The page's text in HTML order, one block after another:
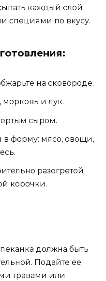
каждый слой
специями по вкусу.
на сковороде.
морковь и лук.
сыром.
в форму: мясо, овощи,
разогретой
корочки.
должна быть
Подайте ее
травами или